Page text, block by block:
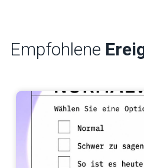
Empfohlene